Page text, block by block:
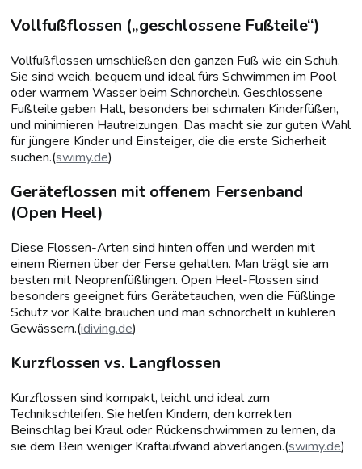
Vollfußflossen („geschlossene Fußteile“)
Vollfußflossen umschließen den ganzen Fuß wie ein Schuh.
Sie sind weich, bequem und ideal fürs Schwimmen im Pool
oder warmem Wasser beim Schnorcheln. Geschlossene
Fußteile geben Halt, besonders bei schmalen Kinderfüßen,
und minimieren Hautreizungen. Das macht sie zur guten Wahl
für jüngere Kinder und Einsteiger, die die erste Sicherheit
suchen.(swimy.de)
Geräteflossen mit offenem Fersenband
(Open Heel)
Diese Flossen-Arten sind hinten offen und werden mit
einem Riemen über der Ferse gehalten. Man trägt sie am
besten mit Neoprenfüßlingen. Open Heel-Flossen sind
besonders geeignet fürs Gerätetauchen, wen die Füßlinge
Schutz vor Kälte brauchen und man schnorchelt in kühleren
Gewässern.(idiving.de)
Kurzflossen vs. Langflossen
Kurzflossen sind kompakt, leicht und ideal zum
Technikschleifen. Sie helfen Kindern, den korrekten
Beinschlag bei Kraul oder Rückenschwimmen zu lernen, da
sie dem Bein weniger Kraftaufwand abverlangen.(swimy.de)